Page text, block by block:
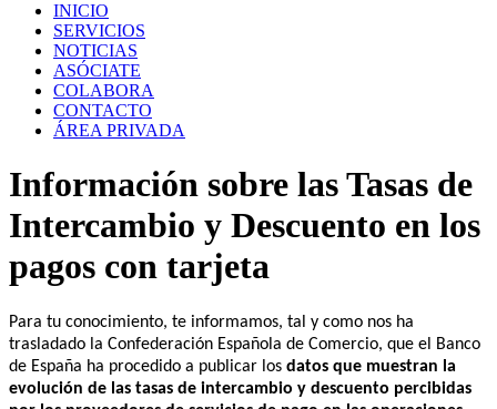
INICIO
SERVICIOS
NOTICIAS
ASÓCIATE
COLABORA
CONTACTO
ÁREA PRIVADA
Información sobre las Tasas de
Intercambio y Descuento en los
pagos con tarjeta
Para tu conocimiento, te informamos, tal y como nos ha
trasladado la Confederación Española de Comercio, que el Banco
de España ha procedido a publicar los datos que muestran la
evolución de las tasas de intercambio y descuento percibidas